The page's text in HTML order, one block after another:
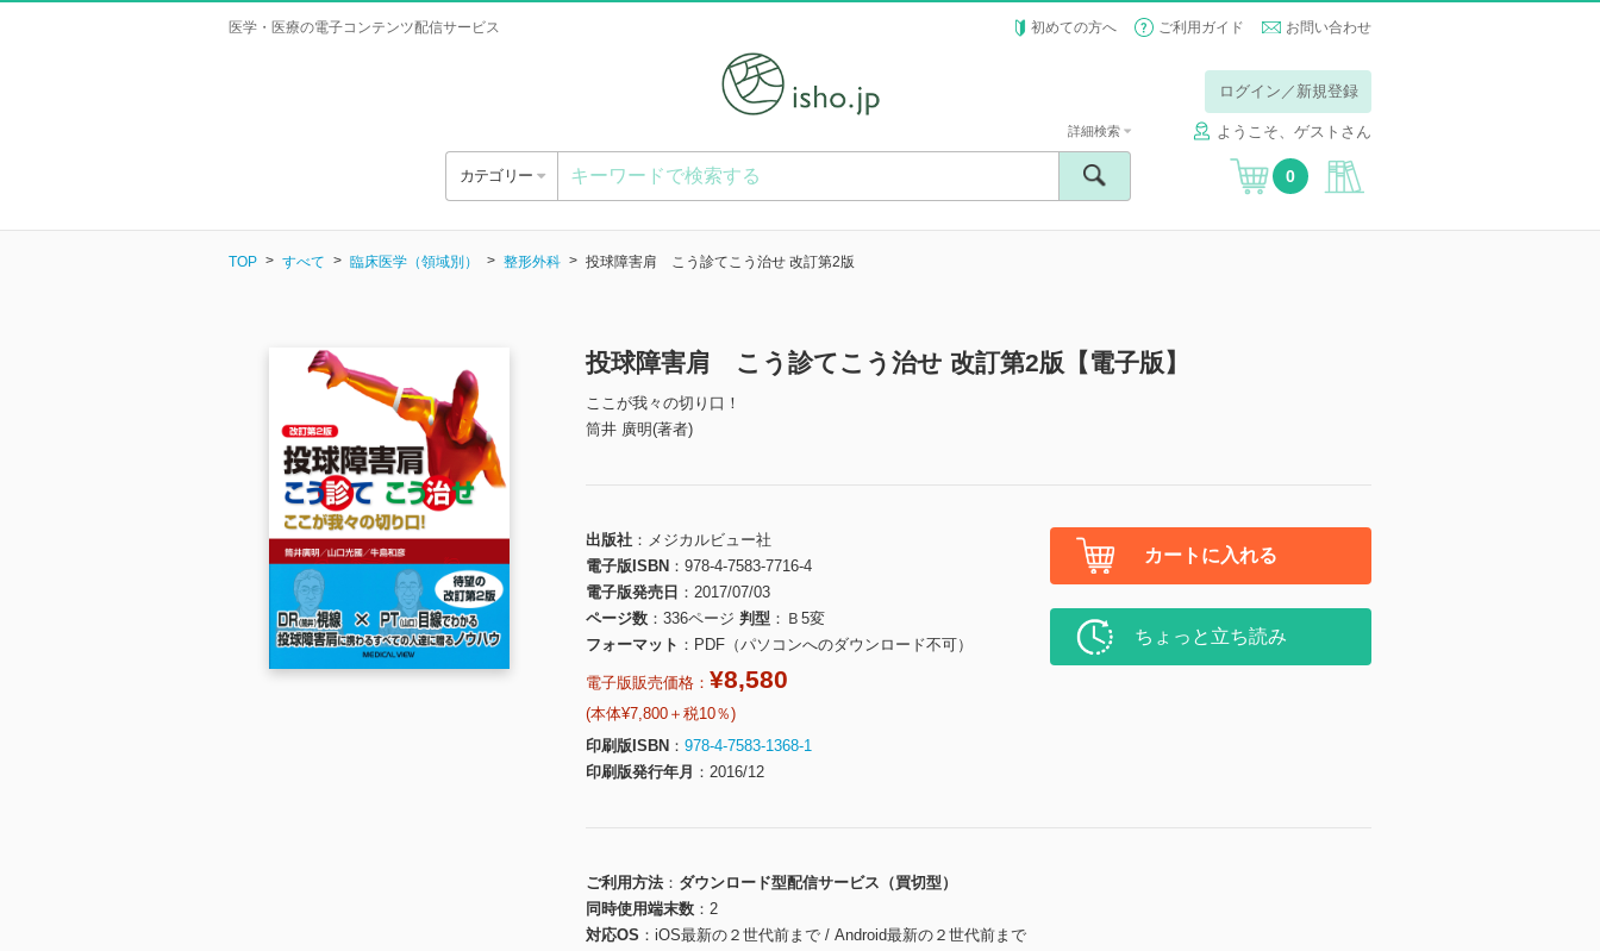
医学・医療の電子コンテンツ配信サービス 初めての方へ ご利用ガイド お問い合わせ
ログイン／新規登録
ようこそ、ゲストさん
カテゴリー
詳細検索
0
TOP すべて 臨床医学（領域別） 整形外科 投球障害肩 こう診てこう治せ 改訂第2版
投球障害肩 こう診てこう治せ 改訂第2版【電子版】
ここが我々の切り口！
筒井 廣明(著者)
出版社
メジカルビュー社
電子版ISBN
978-4-7583-7716-4
電子版発売日
2017/07/03
ページ数
336ページ 判型
Ｂ5変
フォーマット
PDF（パソコンへのダウンロード不可）
電子版販売価格： ¥8,580
(本体¥7,800＋税10％)
印刷版ISBN
978-4-7583-1368-1
印刷版発行年月
2016/12
カートに入れる
ちょっと立ち読み
ご利用方法
ダウンロード型配信サービス（買切型）
同時使用端末数
2
対応OS
iOS最新の２世代前まで / Android最新の２世代前まで